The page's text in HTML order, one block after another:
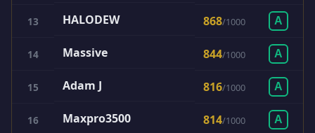
13 HALODEW 868/1000 A
14 Massive 844/1000 A
15 Adam J 816/1000 A
16 Maxpro3500 814/1000 A